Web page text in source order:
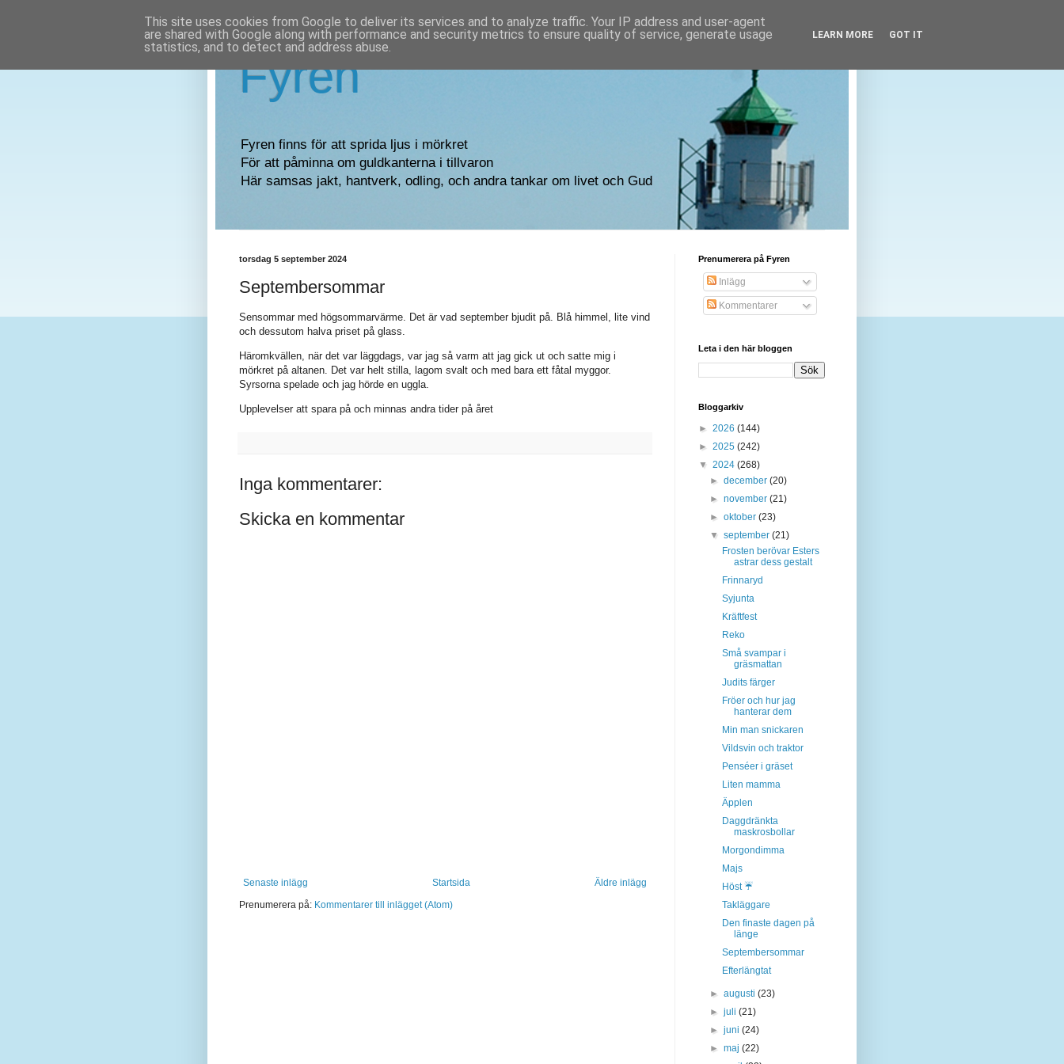
Fyren
Fyren finns för att sprida ljus i mörkret
För att påminna om guldkanterna i tillvaron
Här samsas jakt, hantverk, odling, och andra tankar om livet och Gud
torsdag 5 september 2024
Septembersommar
Sensommar med högsommarvärme. Det är vad september bjudit på. Blå himmel, lite vind
och dessutom halva priset på glass.
Häromkvällen, när det var läggdags, var jag så varm att jag gick ut och satte mig i
mörkret på altanen. Det var helt stilla, lagom svalt och med bara ett fåtal myggor.
Syrsorna spelade och jag hörde en uggla.
Upplevelser att spara på och minnas andra tider på året
Inga kommentarer:
Skicka en kommentar
Senaste inlägg Äldre inlägg
Startsida
Prenumerera på: Kommentarer till inlägget (Atom)
Prenumerera på Fyren
Inlägg
Kommentarer
Leta i den här bloggen
Bloggarkiv
► 2026 (144)
► 2025 (242)
▼ 2024 (268)
►december(20)
►november(21)
►oktober(23)
▼september(21)
Frosten berövar Esters
astrar dess gestalt
Frinnaryd
Syjunta
Kräftfest
Reko
Små svampar i
gräsmattan
Judits färger
Fröer och hur jag
hanterar dem
Min man snickaren
Vildsvin och traktor
Penséer i gräset
Liten mamma
Äpplen
Daggdränkta
maskrosbollar
Morgondimma
Majs
Höst ☔
Takläggare
Den finaste dagen på
länge
Septembersommar
Efterlängtat
►augusti(23)
►juli(21)
►juni(24)
►maj(22)
This site uses cookies from Google to deliver its services and to analyze traffic. Your IP address and user-agent
are shared with Google along with performance and security metrics to ensure quality of service, generate usage
statistics, and to detect and address abuse.
LEARN MORE GOT IT